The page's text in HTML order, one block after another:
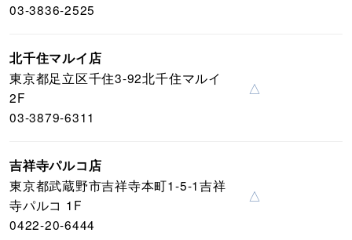
03-3836-2525
北千住マルイ店
東京都足立区千住3-92北千住マルイ
2F
03-3879-6311
△
吉祥寺パルコ店
東京都武蔵野市吉祥寺本町1-5-1吉祥
寺パルコ 1F
0422-20-6444
△